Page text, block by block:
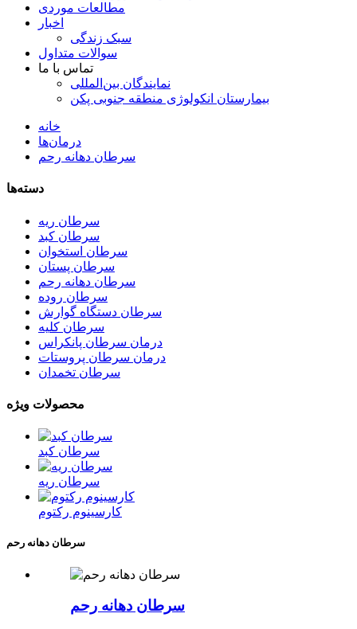
مطالعات موردی
اخبار
سبک زندگی
سوالات متداول
تماس با ما
نمایندگان بین‌المللی
بیمارستان انکولوژی منطقه جنوبی پکن
خانه
درمان‌ها
سرطان دهانه رحم
دسته‌ها
سرطان ریه
سرطان کبد
سرطان استخوان
سرطان پستان
سرطان دهانه رحم
سرطان روده
سرطان دستگاه گوارش
سرطان کلیه
درمان سرطان پانکراس
درمان سرطان پروستات
سرطان تخمدان
محصولات ویژه
سرطان کبد
سرطان ریه
کارسینوم رکتوم
سرطان دهانه رحم
سرطان دهانه رحم